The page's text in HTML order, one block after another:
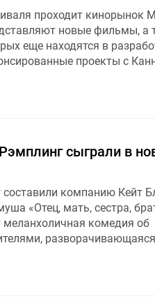
проходит кинорынок
новые фильмы, а
еще находятся в
проекты с
сыграли в
компанию Кейт
«Отец, мать, сестра,
меланхоличная комедия об